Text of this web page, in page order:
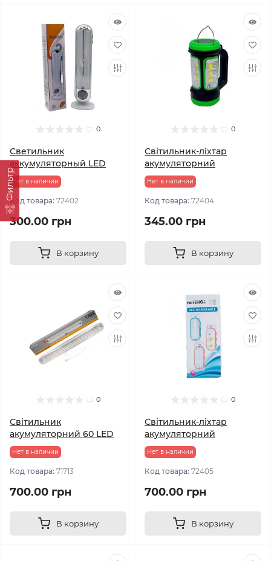
Фильтр
0
Светильник
аккумуляторный LED
Нет в наличии
Код товара: 72402
300.00 грн
В корзину
0
Світильник-ліхтар
акумуляторний
Нет в наличии
Код товара: 72404
345.00 грн
В корзину
0
Світильник
акумуляторний 60 LED
Нет в наличии
Код товара: 71713
700.00 грн
В корзину
0
Світильник-ліхтар
акумуляторний
Нет в наличии
Код товара: 72405
700.00 грн
В корзину